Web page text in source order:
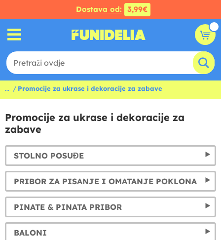
Dostava od: 3,99€
... Promocije za ukrase i dekoracije za zabave
Promocije za ukrase i dekoracije za
zabave
STOLNO POSUĐE
PRIBOR ZA PISANJE I OMATANJE POKLONA
PINATE & PINATA PRIBOR
BALONI